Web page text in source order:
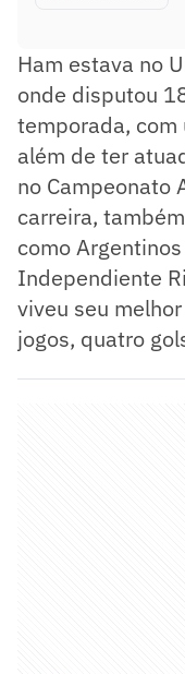
Ham estava no
onde disputou
temporada, com
além de ter
no Campeonato
carreira,
como
Independiente
viveu seu
jogos, quatro